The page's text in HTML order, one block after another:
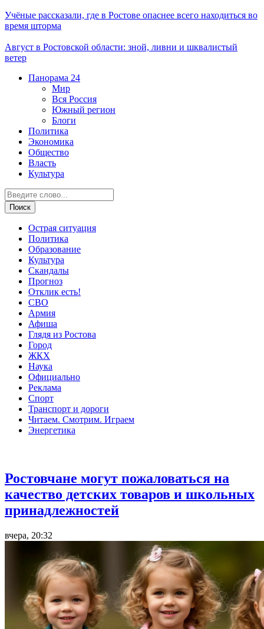
Учёные рассказали, где в Ростове опаснее всего находиться во
время шторма
Август в Ростовской области: зной, ливни и шквалистый
ветер
Панорама 24
Мир
Вся Россия
Южный регион
Блоги
Политика
Экономика
Общество
Власть
Культура
Острая ситуация
Политика
Образование
Культура
Скандалы
Прогноз
Отклик есть!
СВО
Армия
Афиша
Глядя из Ростова
Город
ЖКХ
Наука
Официально
Реклама
Спорт
Транспорт и дороги
Читаем. Смотрим. Играем
Энергетика
Ростовчане могут пожаловаться на
качество детских товаров и школьных
принадлежностей
вчера, 20:32